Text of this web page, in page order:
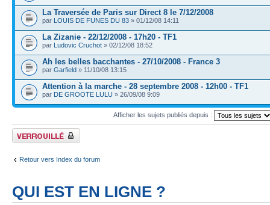
La Traversée de Paris sur Direct 8 le 7/12/2008
par LOUIS DE FUNES DU 83 » 01/12/08 14:11
La Zizanie - 22/12/2008 - 17h20 - TF1
par Ludovic Cruchot » 02/12/08 18:52
Ah les belles bacchantes - 27/10/2008 - France 3
par Garfield » 11/10/08 13:15
Attention à la marche - 28 septembre 2008 - 12h00 - TF1
par DE GROOTE LULU » 26/09/08 9:09
Afficher les sujets publiés depuis :
Forum verrouillé
Retour vers Index du forum
QUI EST EN LIGNE ?